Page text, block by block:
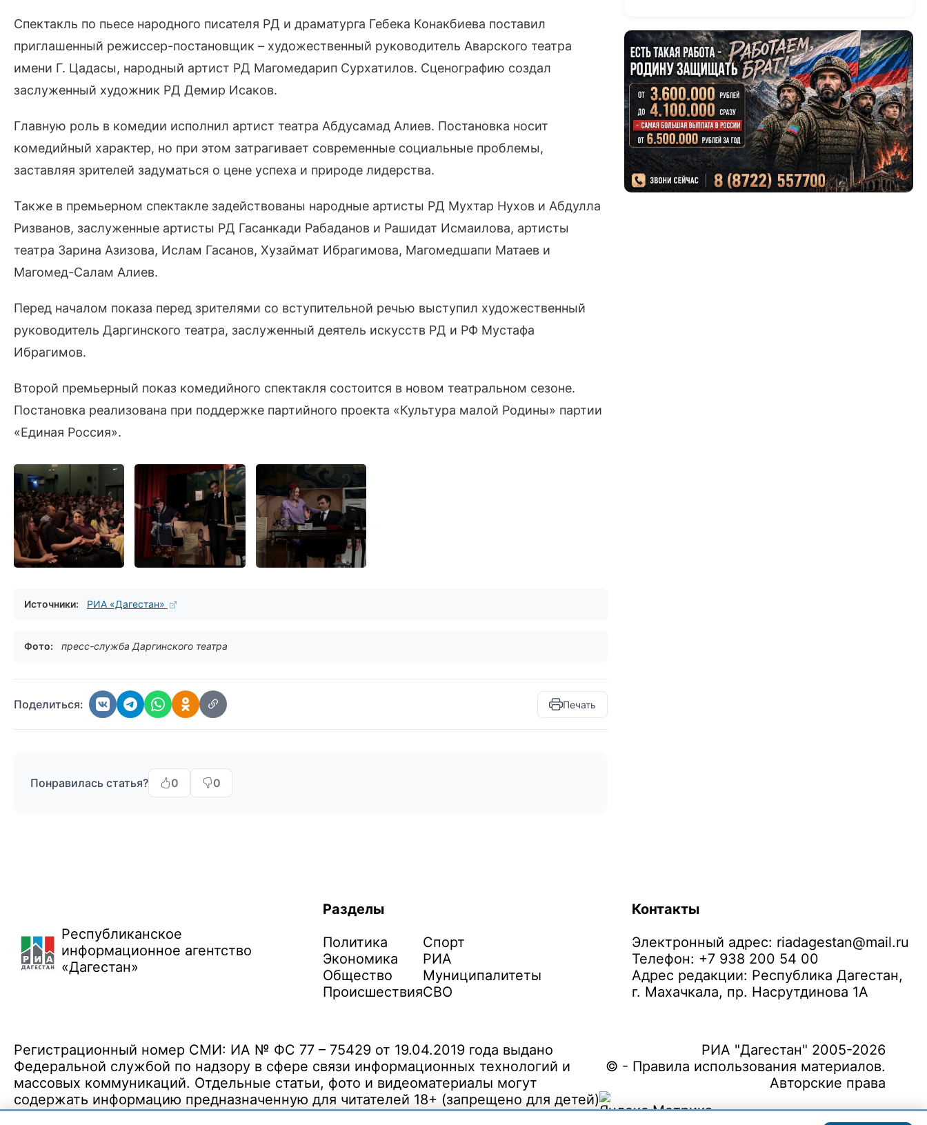
Спектакль по пьесе народного писателя РД и драматурга Гебека Конакбиева поставил
приглашенный режиссер-постановщик – художественный руководитель Аварского театра
имени Г. Цадасы, народный артист РД Магомедарип Сурхатилов. Сценографию создал
заслуженный художник РД Демир Исаков.
Главную роль в комедии исполнил артист театра Абдусамад Алиев. Постановка носит
комедийный характер, но при этом затрагивает современные социальные проблемы,
заставляя зрителей задуматься о цене успеха и природе лидерства.
Также в премьерном спектакле задействованы народные артисты РД Мухтар Нухов и Абдулла
Ризванов, заслуженные артисты РД Гасанкади Рабаданов и Рашидат Исмаилова, артисты
театра Зарина Азизова, Ислам Гасанов, Хузаймат Ибрагимова, Магомедшапи Матаев и
Магомед-Салам Алиев.
Перед началом показа перед зрителями со вступительной речью выступил художественный
руководитель Даргинского театра, заслуженный деятель искусств РД и РФ Мустафа
Ибрагимов.
Второй премьерный показ комедийного спектакля состоится в новом театральном сезоне.
Постановка реализована при поддержке партийного проекта «Культура малой Родины» партии
«Единая Россия».
Источники: РИА «Дагестан»
Фото: пресс-служба Даргинского театра
Поделиться: Печать
Понравилась статья? 0 0
Республиканское
информационное агентство
«Дагестан»
Разделы
Политика
Экономика
Общество
Происшествия
Спорт
РИА
Муниципалитеты
СВО
Контакты
Электронный адрес: riadagestan@mail.ru
Телефон: +7 938 200 54 00
Адрес редакции: Республика Дагестан,
г. Махачкала, пр. Насрутдинова 1А
Регистрационный номер СМИ: ИА № ФС 77 – 75429 от 19.04.2019 года выдано
Федеральной службой по надзору в сфере связи информационных технологий и
массовых коммуникаций. Отдельные статьи, фото и видеоматериалы могут
содержать информацию предназначенную для читателей 18+ (запрещено для детей)
РИА "Дагестан" 2005-2026
© - Правила использования материалов.
Авторские права